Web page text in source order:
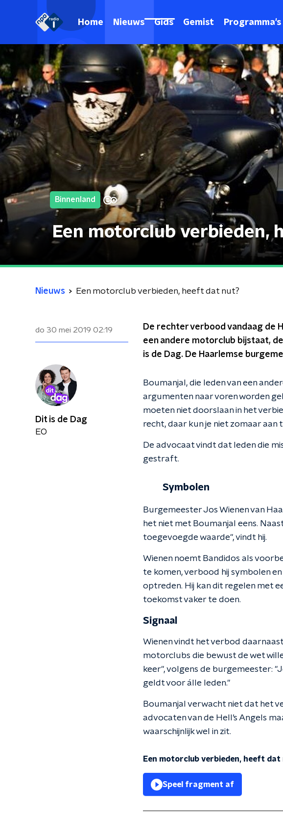
Home Nieuws Gids Gemist Programma's
Binnenland
Een motorclub verbieden,
Nieuws Een motorclub verbieden, heeft dat nut?
do 30 mei 2019 02:19
De rechter verbood vandaag de
een andere motorclub bijstaat,
is de Dag. De Haarlemse
Boumanjal, die leden van een
argumenten naar voren worden
moeten niet doorslaan in het
recht, daar kun je niet zomaar aan
De advocaat vindt dat leden die
gestraft.
Symbolen
Burgemeester Jos Wienen van
het niet met Boumanjal eens.
toegevoegde waarde", vindt hij.
Wienen noemt Bandidos als
te komen, verbood hij symbolen
optreden. Hij kan dit regelen met
toekomst vaker te doen.
Signaal
Wienen vindt het verbod
motorclubs die bewust de wet
keer", volgens de burgemeester:
geldt voor álle leden."
Boumanjal verwacht niet dat het
advocaten van de Hell’s Angels
waarschijnlijk wel in zit.
Een motorclub verbieden, heeft dat
Speel fragment af
Dit is de Dag
EO